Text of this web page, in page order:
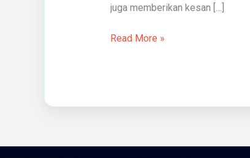
juga memberikan kesan […]
Read More »